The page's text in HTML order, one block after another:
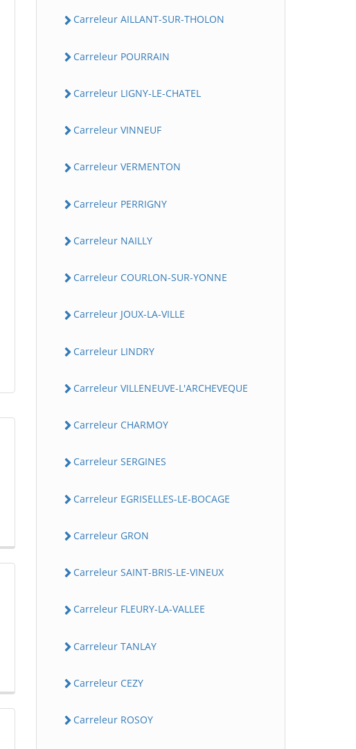
Carreleur AILLANT-SUR-THOLON
Carreleur POURRAIN
Carreleur LIGNY-LE-CHATEL
Carreleur VINNEUF
Carreleur VERMENTON
Carreleur PERRIGNY
Carreleur NAILLY
Carreleur COURLON-SUR-YONNE
Carreleur JOUX-LA-VILLE
Carreleur LINDRY
Carreleur VILLENEUVE-L'ARCHEVEQUE
Carreleur CHARMOY
Carreleur SERGINES
Carreleur EGRISELLES-LE-BOCAGE
Carreleur GRON
Carreleur SAINT-BRIS-LE-VINEUX
Carreleur FLEURY-LA-VALLEE
Carreleur TANLAY
Carreleur CEZY
Carreleur ROSOY